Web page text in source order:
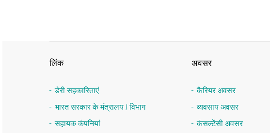
लिंक
डेरी सहकारिताएं
भारत सरकार के मंत्रालय / विभाग
सहायक कंपनियां
अवसर
कैरियर अवसर
व्यवसाय अवसर
कंसल्टेंसी अवसर